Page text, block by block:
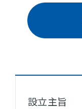
設立主旨